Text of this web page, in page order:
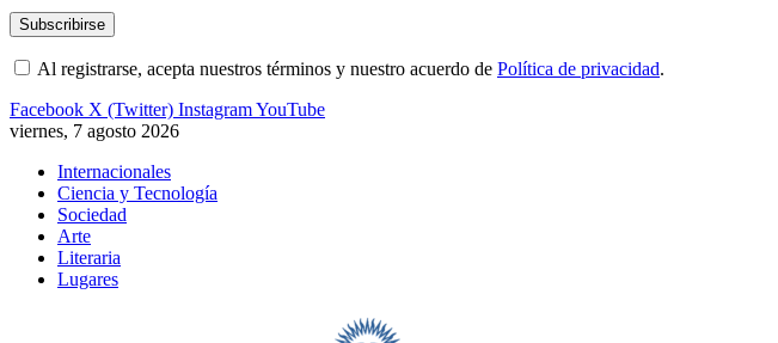
Al registrarse, acepta nuestros términos y nuestro acuerdo de Política de privacidad.
Facebook X (Twitter) InstagramYouTube
viernes, 7 agosto 2026
Internacionales
Ciencia y Tecnología
Sociedad
Arte
Literaria
Lugares